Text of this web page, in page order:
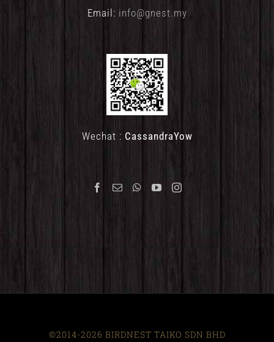
Email: info@gnest.my
Wechat : CassandraYow
©2014-2026 BIRDNEST TAIKO SDN BHD